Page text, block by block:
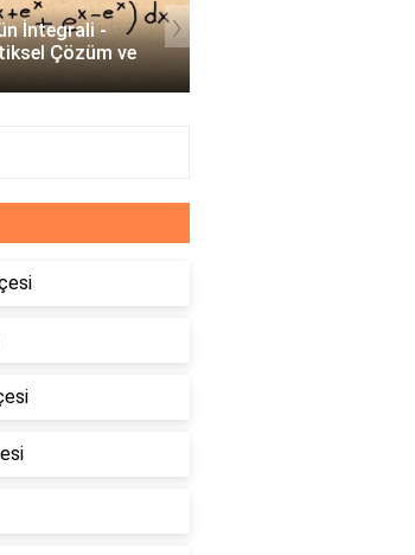
Kurumsal Mail
- İşletmeler İçin
›